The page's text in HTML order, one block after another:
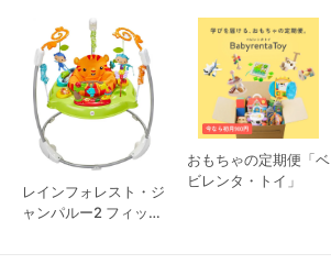
レインフォレスト・ジ
ャンパルー2 フィッシ
おもちゃの定期便「ベ
ビレンタ・トイ」